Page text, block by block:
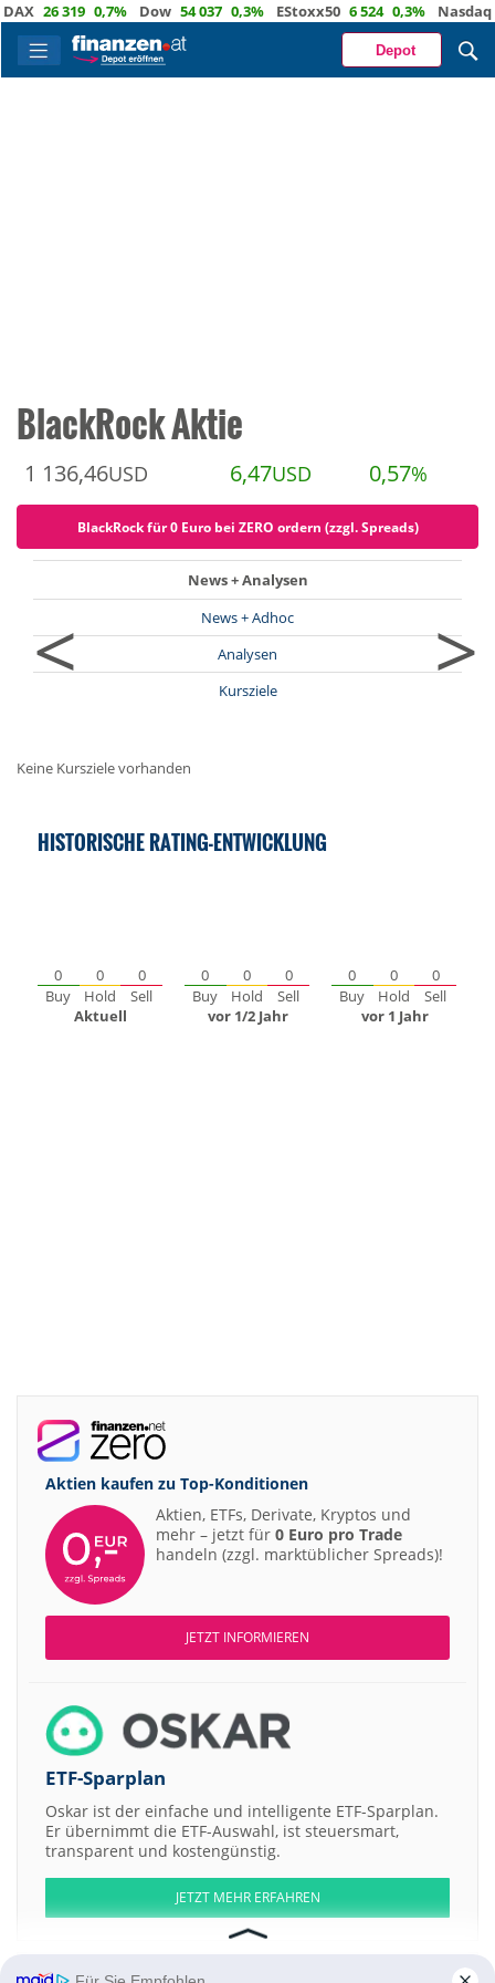
26 319 0,7% Dow 54 037 0,3% EStoxx50 6 524 0,3% Nasdaq
Depot
BlackRock Aktie
1 136,46USD 6,47USD 0,57%
BlackRock für 0 Euro bei ZERO ordern (zzgl. Spreads)
<
News + Analysen
News + Adhoc
Analysen
Kursziele
>
Keine Kursziele vorhanden
HISTORISCHE RATING-ENTWICKLUNG
0
Buy
0
Hold
0
Sell
Aktuell
0
Buy
0
Hold
0
Sell
vor 1/2 Jahr
0
Buy
0
Hold
0
Sell
vor 1 Jahr
Aktien kaufen zu Top-Konditionen
Aktien, ETFs, Derivate, Kryptos und
mehr – jetzt für 0 Euro pro Trade
handeln (zzgl. marktüblicher Spreads)!
JETZT INFORMIEREN
ETF-Sparplan
Oskar ist der einfache und intelligente ETF-Sparplan.
Er übernimmt die ETF-Auswahl, ist steuersmart,
transparent und kostengünstig.
JETZT MEHR ERFAHREN